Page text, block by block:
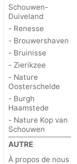
Schouwen-
Duiveland
- Renesse
- Brouwershaven
- Bruinisse
- Zierikzee
- Nature
Oosterschelde
- Burgh
Haamstede
- Nature Kop van
Schouwen
AUTRE
À propos de nous